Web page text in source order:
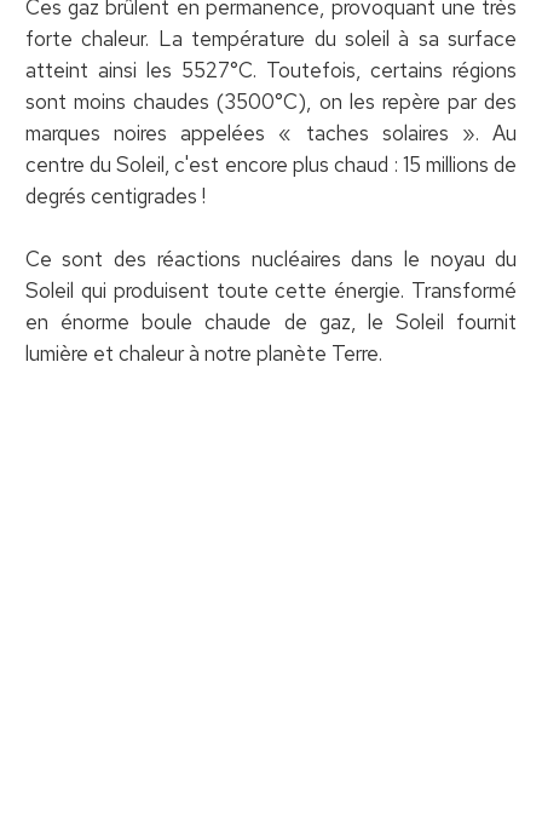
Ces gaz brûlent en permanence, provoquant une très
forte chaleur. La température du soleil à sa surface
atteint ainsi les 5527°C. Toutefois, certains régions
sont moins chaudes (3500°C), on les repère par des
marques noires appelées « taches solaires ». Au
centre du Soleil, c'est encore plus chaud : 15 millions de
degrés centigrades !
Ce sont des réactions nucléaires dans le noyau du
Soleil qui produisent toute cette énergie. Transformé
en énorme boule chaude de gaz, le Soleil fournit
lumière et chaleur à notre planète Terre.